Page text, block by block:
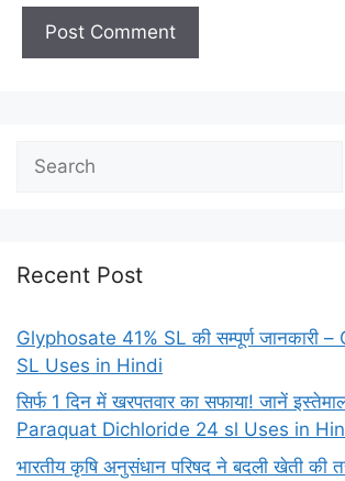
Recent Post
Glyphosate 41% SL की सम्पूर्ण जानकारी
SL Uses in Hindi
सिर्फ 1 दिन में खरपतवार का सफाया! जानें
Paraquat Dichloride 24 sl Uses in
भारतीय कृषि अनुसंधान परिषद ने बदली खेती की